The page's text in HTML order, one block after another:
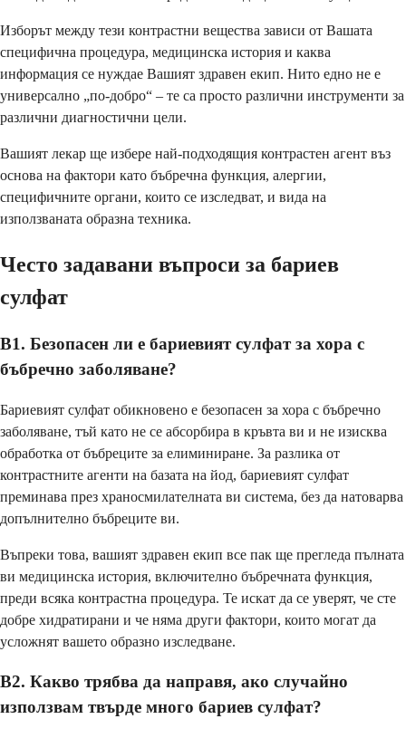
Изборът между тези контрастни вещества зависи от Вашата
специфична процедура, медицинска история и каква
информация се нуждае Вашият здравен екип. Нито едно не е
универсално „по-добро“ – те са просто различни инструменти за
различни диагностични цели.
Вашият лекар ще избере най-подходящия контрастен агент въз
основа на фактори като бъбречна функция, алергии,
специфичните органи, които се изследват, и вида на
използваната образна техника.
Често задавани въпроси за бариев
сулфат
В1. Безопасен ли е бариевият сулфат за хора с
бъбречно заболяване?
Бариевият сулфат обикновено е безопасен за хора с бъбречно
заболяване, тъй като не се абсорбира в кръвта ви и не изисква
обработка от бъбреците за елиминиране. За разлика от
контрастните агенти на базата на йод, бариевият сулфат
преминава през храносмилателната ви система, без да натоварва
допълнително бъбреците ви.
Въпреки това, вашият здравен екип все пак ще прегледа пълната
ви медицинска история, включително бъбречната функция,
преди всяка контрастна процедура. Те искат да се уверят, че сте
добре хидратирани и че няма други фактори, които могат да
усложнят вашето образно изследване.
В2. Какво трябва да направя, ако случайно
използвам твърде много бариев сулфат?